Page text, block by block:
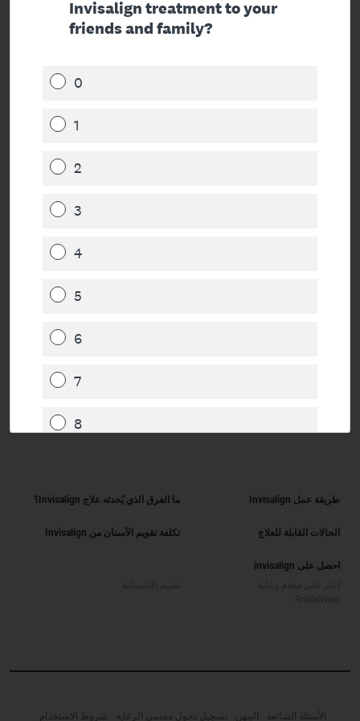
طريقة عمل Invisalign ما الفرق الذي يُحدثه علاج Invisalign؟
الحالات القابلة للعلاج تكلفة تقويم الأسنان من Invisalign
احصل على invisalign
الأسئلة الشائعة المِهن تسجيل دخول مقدمي الرعاية شروط الاستخدام